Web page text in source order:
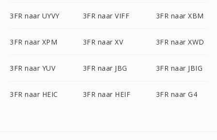
3FR naar UYVY 3FR naar VIFF 3FR naar XBM
3FR naar XPM 3FR naar XV 3FR naar XWD
3FR naar YUV 3FR naar JBG 3FR naar JBIG
3FR naar HEIC 3FR naar HEIF 3FR naar G4